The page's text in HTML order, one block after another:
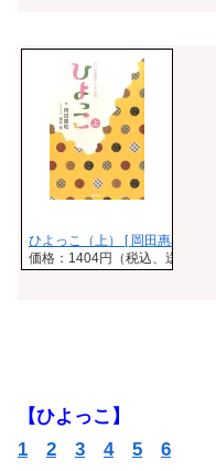
ひよっこ（上） [ 岡田惠和 ]
価格：1404円（税込、送料無料)
【ひよっこ】
1
2 3 4 5
6